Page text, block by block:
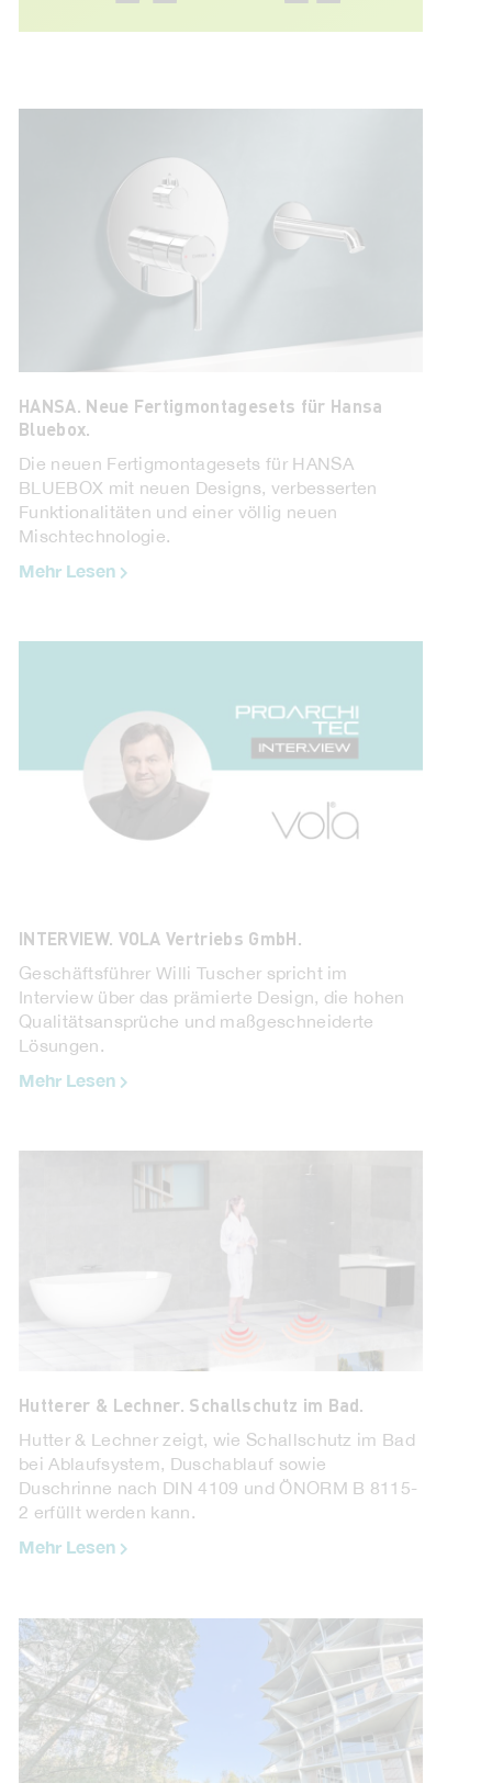
HANSA. Neue Fertigmontagesets für Hansa
Bluebox.
Die neuen Fertigmontagesets für HANSA
BLUEBOX mit neuen Designs, verbesserten
Funktionalitäten und einer völlig neuen
Mischtechnologie.
Mehr Lesen
INTERVIEW. VOLA Vertriebs GmbH.
Geschäftsführer Willi Tuscher spricht im
Interview über das prämierte Design, die hohen
Qualitätsansprüche und maßgeschneiderte
Lösungen.
Mehr Lesen
Hutterer & Lechner. Schallschutz im Bad.
Hutter & Lechner zeigt, wie Schallschutz im Bad
bei Ablaufsystem, Duschablauf sowie
Duschrinne nach DIN 4109 und ÖNORM B 8115-
2 erfüllt werden kann.
Mehr Lesen
Husqvarna. Allradantrieb für steiles Terrain.
Mit dem 535 AWD EPOS stellt Husqvarna die
neueste Version des Automowers mit
Allradantrieb für die kommerzielle Rasenpflege
Husqvarna kündigt jetzt die Einführung einer
neuen Plattform autonomer Mähroboter für den
gewerblichen Einsatz an ...
Mehr Lesen
Technische Alternative. „Free Cooling“ im
Alternative mit Regeltechnik, Solaranlage, ...
Jahn Gewölbebau. Innovative Fertigteilgewölbe.
Mit den Fertigteil-Traversenelementen sparen
Sie auf der Baustelle wertvolle Zeit. Jahn